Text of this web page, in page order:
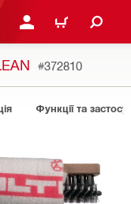
УВІЙТИ АБО
КОШИК
#372810
Функції та